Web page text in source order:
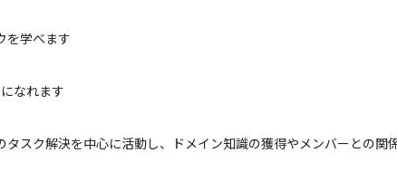
を学べます
なれます
タスク解決を中心に活動し、ドメイン知識の獲得やメンバーとの